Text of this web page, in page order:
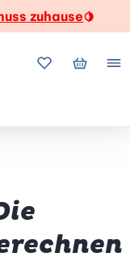
zuhause🍋
MeineMein